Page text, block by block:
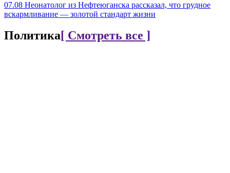
07.08 Неонатолог из Нефтеюганска рассказал, что грудное
вскармливание — золотой стандарт жизни
Политика[ Смотреть все ]